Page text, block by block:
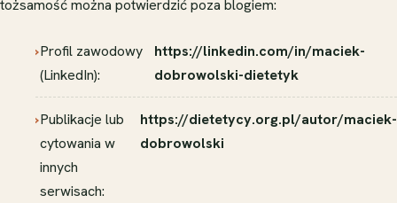
tożsamość można potwierdzić poza blogiem:
Profil zawodowy
(LinkedIn):
https://linkedin.com/in/maciek-
dobrowolski-dietetyk
Publikacje lub
cytowania w
innych
serwisach:
https://dietetycy.org.pl/autor/maciek-
dobrowolski